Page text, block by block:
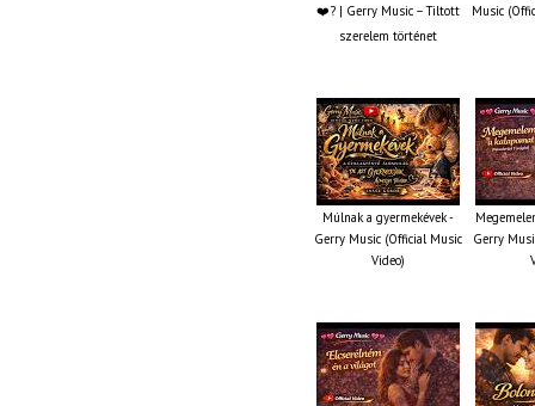
❤️‍? | Gerry Music – Tiltott
szerelem történet
Music
Múlnak a gyermekévek -
Gerry Music (Official Music
Video)
Gerry